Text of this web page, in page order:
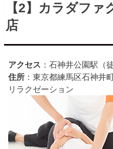
【2】カラダファ
店
アクセス ：石神井公園駅（
住所 ：東京都練馬区石神井
リラクゼーション